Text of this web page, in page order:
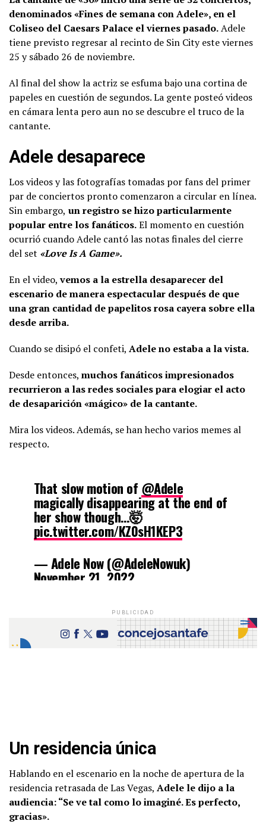
denominados «Fines de semana con Adele», en el
Coliseo del Caesars Palace el viernes pasado.Adele
tiene previsto regresar al recinto de Sin City este viernes
25 y sábado 26 de noviembre.
Al final del show la actriz se esfuma bajo una cortina de
papeles en cuestión de segundos. La gente posteó videos
en cámara lenta pero aun no se descubre el truco de la
cantante.
Adele desaparece
Los videos y las fotografías tomadas por fans del primer
par de conciertos pronto comenzaron a circular en línea.
Sin embargo, un registro se hizo particularmente
popular entre los fanáticos.El momento en cuestión
ocurrió cuando Adele cantó las notas finales del cierre
del set «Love Is A Game».
En el video,vemos a la estrella desaparecer del
escenario de manera espectacular después de que
una gran cantidad de papelitos rosa cayera sobre ella
desde arriba.
Cuando se disipó el confeti, Adele no estaba a la vista.
Desde entonces, muchos fanáticos impresionados
recurrieron a las redes sociales para elogiar el acto
de desaparición «mágico» de la cantante.
Mira los videos. Además, se han hecho varios memes al
respecto.
That slow motion of @Adele
magically disappearing at the end of
her show though…🤯
pic.twitter.com/KZ0sH1KEP3
— Adele Now (@AdeleNowuk)
November 21, 2022
PUBLICIDAD
Un residencia única
Hablando en el escenario en la noche de apertura de la
residencia retrasada de Las Vegas, Adele le dijo a la
audiencia: “Se ve tal como lo imaginé. Es perfecto,
gracias».